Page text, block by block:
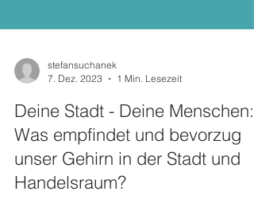
7. Dez. 2023
1 Min. Lesezeit
Deine Stadt - Deine Menschen:
Was empfindet und bevorzug
unser Gehirn in der Stadt und